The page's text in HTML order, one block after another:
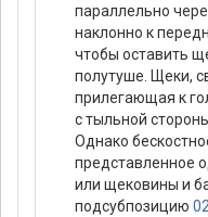
параллельно
наклонно к
чтобы оставить
полутуше. Щеки,
прилегающая к
с тыльной
Однако
представленное
или щековины и
подсубпозицию